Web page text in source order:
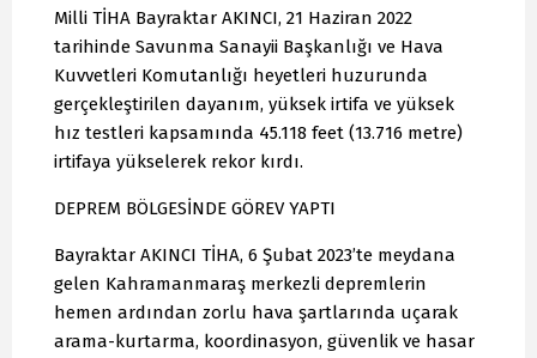
Milli TİHA Bayraktar AKINCI, 21 Haziran 2022
tarihinde Savunma Sanayii Başkanlığı ve Hava
Kuvvetleri Komutanlığı heyetleri huzurunda
gerçekleştirilen dayanım, yüksek irtifa ve yüksek
hız testleri kapsamında 45.118 feet (13.716 metre)
irtifaya yükselerek rekor kırdı.
DEPREM BÖLGESİNDE GÖREV YAPTI
Bayraktar AKINCI TİHA, 6 Şubat 2023’te meydana
gelen Kahramanmaraş merkezli depremlerin
hemen ardından zorlu hava şartlarında uçarak
arama-kurtarma, koordinasyon, güvenlik ve hasar